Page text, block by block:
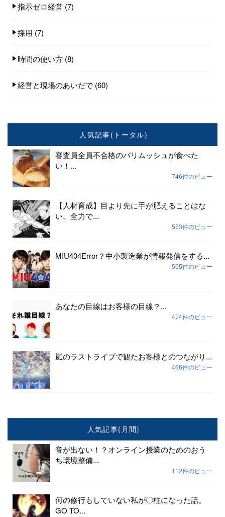
指示ゼロ経営 (7)
採用 (7)
時間の使い方 (8)
経営と現場のあいだで (60)
人気記事(トータル)
審査員全員不合格のパリムッシュが食べた
い！...
746件のビュー
【人材育成】目より先に手が肥えることはな
い。全力で...
553件のビュー
MIU404Error？中小製造業が情報発信をする...
505件のビュー
あなたの目線はお客様の目線？...
474件のビュー
嵐のラストライブで観たお客様とのつながり...
466件のビュー
人気記事(月間)
音が出ない！？オンライン授業のためのおう
ち環境整備...
112件のビュー
何の修行もしていない私が〇柱になった話。
GO TO...